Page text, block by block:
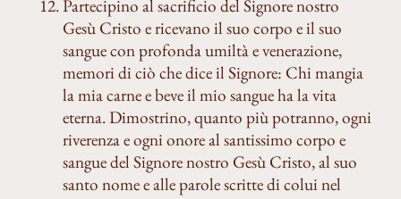
Partecipino al sacrificio del Signore nostro
Gesù Cristo e ricevano il suo corpo e il suo
sangue con profonda umiltà e venerazione,
memori di ciò che dice il Signore: Chi mangia
la mia carne e beve il mio sangue ha la vita
eterna. Dimostrino, quanto più potranno, ogni
riverenza e ogni onore al santissimo corpo e
sangue del Signore nostro Gesù Cristo, al suo
santo nome e alle parole scritte di colui nel